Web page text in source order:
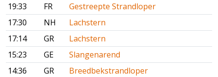
19:33
FR
Gestreepte Strandloper
17:30
NH
Lachstern
17:14
GR
Lachstern
15:23
GE
Slangenarend
14:36
GR
Breedbekstrandloper